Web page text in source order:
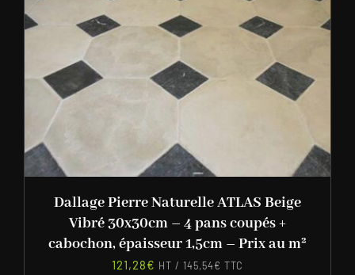
Dallage Pierre Naturelle ATLAS Beige
Vibré 30x30cm – 4 pans coupés +
cabochon, épaisseur 1,5cm – Prix au m²
121,28€ HT / 145,54€ TTC